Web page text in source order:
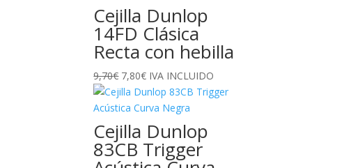
era:
9,70€.
es:
7,80€.
Cejilla Dunlop
14FD Clásica
Recta con hebilla
9,70€ El
precio
original
era:
9,70€.
7,80€El
precio
actual
es:
7,80€.
IVA INCLUIDO
Cejilla Dunlop
83CB Trigger